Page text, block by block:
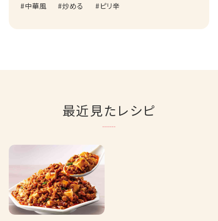
中華風
炒める ピリ辛
最近見たレシピ